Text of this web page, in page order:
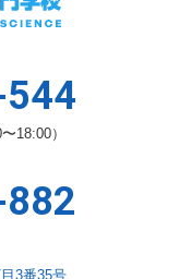
18:00）
3番35号